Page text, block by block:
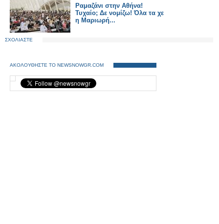
Ραμαζάνι στην Αθήνα!
Τυχαίο; Δε νομίζω! Όλα τα χε
η Μαριωρή...
ΣΧΟΛΙΑΣΤΕ
ΑΚΟΛΟΥΘΗΣΤΕ ΤΟ NEWSNOWGR.COM